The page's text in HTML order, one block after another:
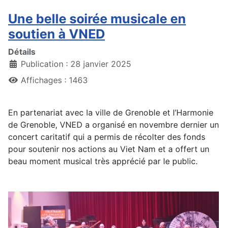
Une belle soirée musicale en
soutien à VNED
Détails
Publication : 28 janvier 2025
Affichages : 1463
En partenariat avec la ville de Grenoble et l’Harmonie
de Grenoble, VNED a organisé en novembre dernier un
concert caritatif qui a permis de récolter des fonds
pour soutenir nos actions au Viet Nam et a offert un
beau moment musical très apprécié par le public.